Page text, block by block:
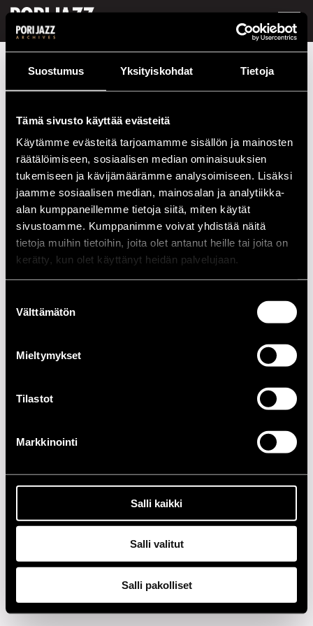
Suostumus Yksityiskohdat Tietoja
Tämä sivusto käyttää evästeitä
Käytämme evästeitä tarjoamamme sisällön ja mainosten
räätälöimiseen, sosiaalisen median ominaisuuksien
tukemiseen ja kävijämäärämme analysoimiseen. Lisäksi
jaamme sosiaalisen median, mainosalan ja analytiikka-
alan kumppaneillemme tietoja siitä, miten käytät
sivustoamme. Kumppanimme voivat yhdistää näitä
tietoja muihin tietoihin, joita olet antanut heille tai joita on
kerätty, kun olet käyttänyt heidän palvelujaan.
valinta
Välttämätön
Mieltymykset
Tilastot
Markkinointi
Salli kaikki
Salli valitut
Salli pakolliset
2020-LUKU
2000-LUKU
1960-LUKU
Festivaalivuodet Superjamit
Esiintymiset vuonna 1986
PÄIVÄ AIKA PAIKKA
10.07.1986 20.00 Punainen Kukko